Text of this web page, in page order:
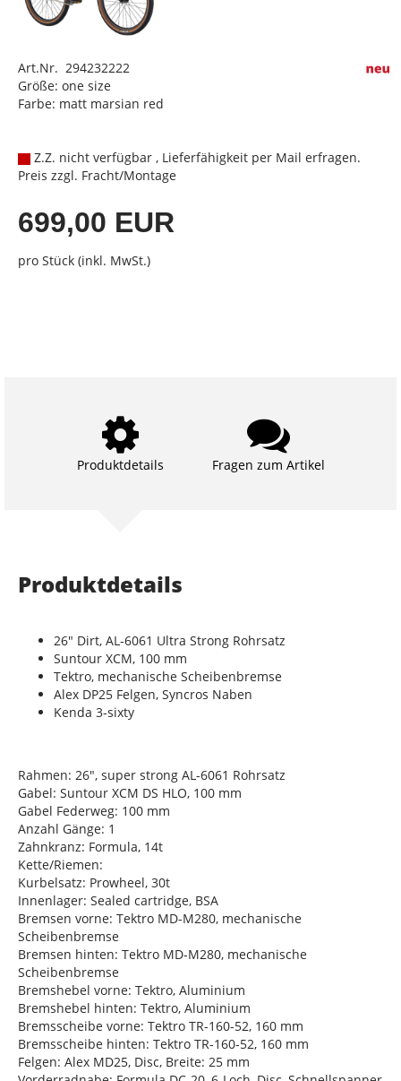
Art.Nr. 294232222
Größe: one size
Farbe: matt marsian red
Z.Z. nicht verfügbar , Lieferfähigkeit per Mail erfragen.
Preis zzgl. Fracht/Montage
699,00 EUR
pro Stück (inkl. MwSt.)
Produktdetails Fragen zum Artikel
Produktdetails
26" Dirt, AL-6061 Ultra Strong Rohrsatz
Suntour XCM, 100 mm
Tektro, mechanische Scheibenbremse
Alex DP25 Felgen, Syncros Naben
Kenda 3-sixty
Rahmen: 26", super strong AL-6061 Rohrsatz
Gabel: Suntour XCM DS HLO, 100 mm
Gabel Federweg: 100 mm
Anzahl Gänge: 1
Zahnkranz: Formula, 14t
Kette/Riemen:
Kurbelsatz: Prowheel, 30t
Innenlager: Sealed cartridge, BSA
Bremsen vorne: Tektro MD-M280, mechanische
Scheibenbremse
Bremsen hinten: Tektro MD-M280, mechanische
Scheibenbremse
Bremshebel vorne: Tektro, Aluminium
Bremshebel hinten: Tektro, Aluminium
Bremsscheibe vorne: Tektro TR-160-52, 160 mm
Bremsscheibe hinten: Tektro TR-160-52, 160 mm
Felgen: Alex MD25, Disc, Breite: 25 mm